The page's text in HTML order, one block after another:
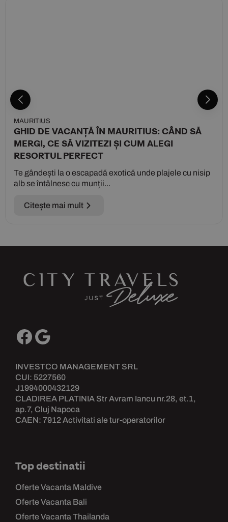
MAURITIUS
GHID DE VACANȚĂ ÎN MAURITIUS: CÂND SĂ
MERGI, CE SĂ VIZITEZI ȘI CUM ALEGI
RESORTUL PERFECT
Te gândești la o escapadă exotică unde plajele cu nisip
alb se întâlnesc cu munții...
Citește mai mult
INVESTCO MANAGEMENT SRL
CUI: 5227560
J1994000432129
CLADIREA PLATINIA Str Avram Iancu nr.28, et.1,
ap.7, Cluj Napoca
CAEN: 7912 Activitati ale tur-operatorilor
Top destinatii
Oferte Vacanta Maldive
Oferte Vacanta Bali
Oferte Vacanta Thailanda